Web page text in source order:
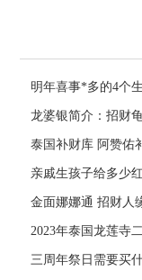
明年喜事*多的4个
龙婆银简介：招财
泰国补财库 阿赞佑
亲戚生孩子给多少
金面娜娜通 招财人
2023年泰国龙莲寺
2566年
三周年祭日需要买